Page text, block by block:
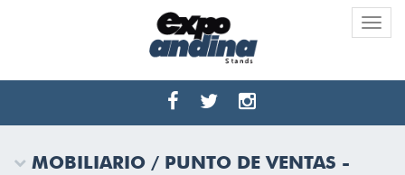
Toggle
MOBILIARIO / PUNTO DE VENTAS -